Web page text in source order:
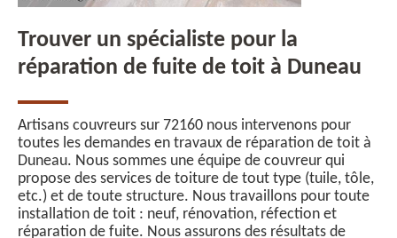
Trouver un spécialiste pour la
réparation de fuite de toit à Duneau
Artisans couvreurs sur 72160 nous intervenons pour
toutes les demandes en travaux de réparation de toit à
Duneau. Nous sommes une équipe de couvreur qui
propose des services de toiture de tout type (tuile, tôle,
etc.) et de toute structure. Nous travaillons pour toute
installation de toit : neuf, rénovation, réfection et
réparation de fuite. Nous assurons des résultats de